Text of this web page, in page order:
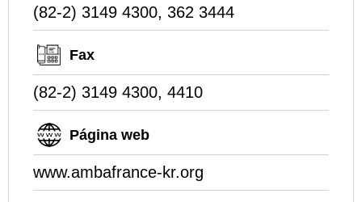
(82-2) 3149 4300, 362 3444
Fax
(82-2) 3149 4300, 4410
Página web
www.ambafrance-kr.org